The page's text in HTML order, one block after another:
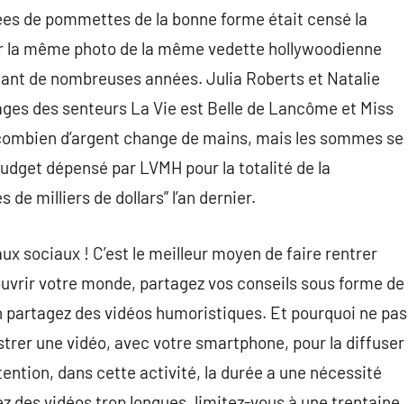
de pommettes de la bonne forme était censé la
même photo de la même vedette hollywoodienne
de nombreuses années. Julia Roberts et Natalie
des senteurs La Vie est Belle de Lancôme et Miss
d’argent change de mains, mais les sommes se
dépensé par LVMH pour la totalité de la
de milliers de dollars” l’an dernier.
sociaux ! C’est le meilleur moyen de faire rentrer
votre monde, partagez vos conseils sous forme de
des vidéos humoristiques. Et pourquoi ne pas
une vidéo, avec votre smartphone, pour la diffuser
dans cette activité, la durée a une nécessité